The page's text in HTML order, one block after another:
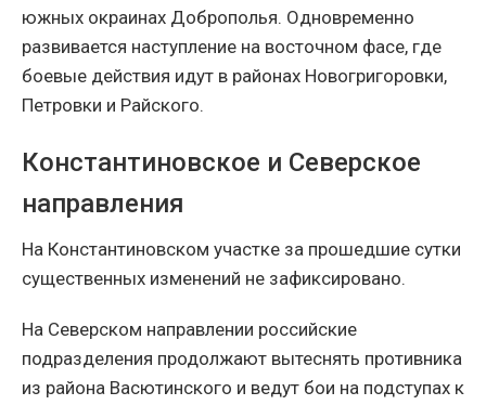
южных окраинах Доброполья. Одновременно
развивается наступление на восточном фасе, где
боевые действия идут в районах Новогригоровки,
Петровки и Райского.
Константиновское и Северское
направления
На Константиновском участке за прошедшие сутки
существенных изменений не зафиксировано.
На Северском направлении российские
подразделения продолжают вытеснять противника
из района Васютинского и ведут бои на подступах к